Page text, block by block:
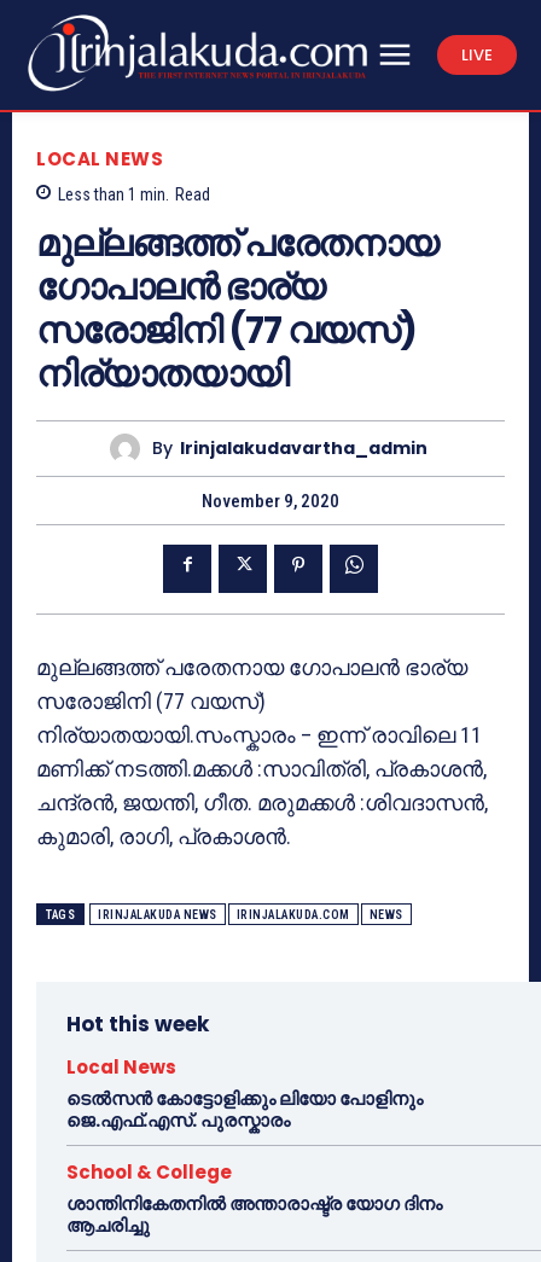
LIVE
LOCAL NEWS
Less than 1 min. Read
മുല്ലങ്ങത്ത് പരേതനായ
ഗോപാലൻ ഭാര്യ
സരോജിനി (77 വയസ്)
നിര്യാതയായി
By Irinjalakudavartha_admin
November 9, 2020
മുല്ലങ്ങത്ത് പരേതനായ ഗോപാലൻ ഭാര്യ
സരോജിനി (77 വയസ്)
നിര്യാതയായി.സംസ്കാരം – ഇന്ന് രാവിലെ 11
മണിക്ക് നടത്തി.മക്കൾ :സാവിത്രി, പ്രകാശൻ,
ചന്ദ്രൻ, ജയന്തി, ഗീത. മരുമക്കൾ :ശിവദാസൻ,
കുമാരി, രാഗി, പ്രകാശൻ.
TAGS IRINJALAKUDA NEWS IRINJALAKUDA.COM NEWS
Hot this week
Local News
ടെൽസൻ കോട്ടോളിക്കും ലിയോ പോളിനും
ജെ.എഫ്.എസ്. പുരസ്കാരം
School & College
ശാന്തിനികേതനിൽ അന്താരാഷ്ട്ര യോഗ ദിനം
ആചരിച്ചു